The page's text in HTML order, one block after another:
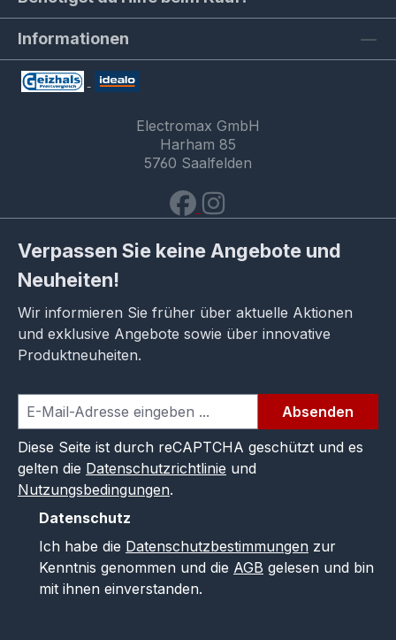
Informationen
Electromax GmbH
Harham 85
5760 Saalfelden
Verpassen Sie keine Angebote und
Neuheiten!
Wir informieren Sie früher über aktuelle Aktionen
und exklusive Angebote sowie über innovative
Produktneuheiten.
Absenden
Diese Seite ist durch reCAPTCHA geschützt und es
gelten die Datenschutzrichtlinie und
Nutzungsbedingungen.
Datenschutz
Ich habe die Datenschutzbestimmungen zur
Kenntnis genommen und die AGB gelesen und bin
mit ihnen einverstanden.